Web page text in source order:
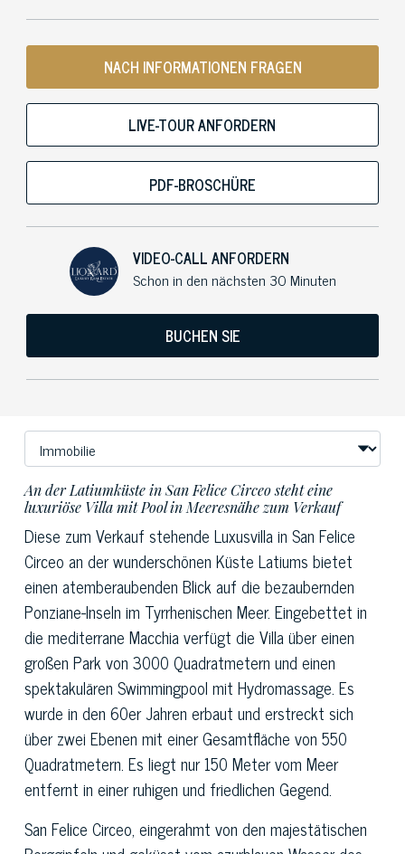
NACH INFORMATIONEN FRAGEN
LIVE-TOUR ANFORDERN
PDF-BROSCHÜRE
VIDEO-CALL ANFORDERN
Schon in den nächsten 30 Minuten
BUCHEN SIE
An der Latiumküste in San Felice Circeo steht eine
luxuriöse Villa mit Pool in Meeresnähe zum Verkauf
Diese zum Verkauf stehende Luxusvilla in San Felice
Circeo an der wunderschönen Küste Latiums bietet
einen atemberaubenden Blick auf die bezaubernden
Ponziane-Inseln im Tyrrhenischen Meer. Eingebettet in
die mediterrane Macchia verfügt die Villa über einen
großen Park von 3000 Quadratmetern und einen
spektakulären Swimmingpool mit Hydromassage. Es
wurde in den 60er Jahren erbaut und erstreckt sich
über zwei Ebenen mit einer Gesamtfläche von 550
Quadratmetern. Es liegt nur 150 Meter vom Meer
entfernt in einer ruhigen und friedlichen Gegend.
San Felice Circeo, eingerahmt von den majestätischen